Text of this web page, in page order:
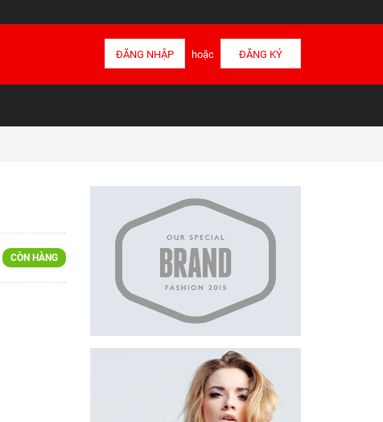
ĐĂNG NHẬP hoặc ĐĂNG KÝ
CÒN HÀNG